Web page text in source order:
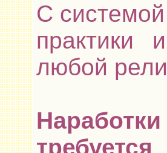
С
практики
любой
требуется,